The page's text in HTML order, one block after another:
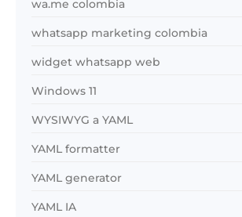
wa.me colombia
whatsapp marketing colombia
widget whatsapp web
Windows 11
WYSIWYG a YAML
YAML formatter
YAML generator
YAML IA